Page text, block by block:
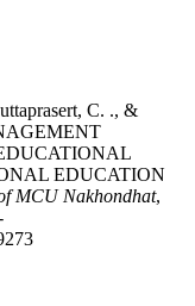
C. ., &
EDUCATION
MCU Nakhondhat,